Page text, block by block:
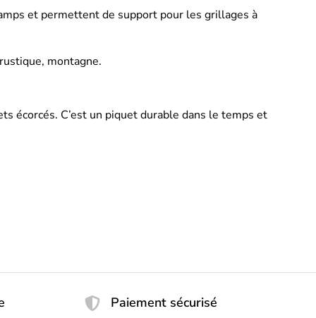
et permettent de support pour les grillages à
montagne.
écorcés. C’est un piquet durable dans le temps et
Paiement sécurisé